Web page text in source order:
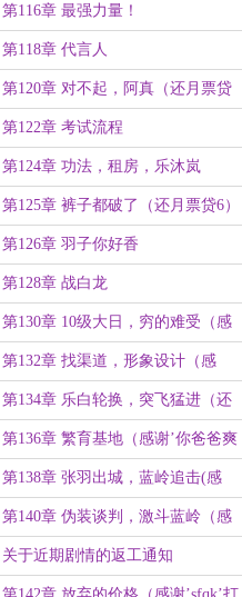
主）
第116章 最强力量！
第118章 代言人
第120章 对不起，阿真（还月票贷
5）
第122章 考试流程
第124章 功法，租房，乐沐岚
第125章 裤子都破了（还月票贷6）
第126章 羽子你好香
第128章 战白龙
第130章 10级大日，穷的难受（感
谢’空城旧巷凉城少年’盟主）
第132章 找渠道，形象设计（感
谢'秋水染星河'打赏盟主）
第134章 乐白轮换，突飞猛进（还
月票贷7）
第136章 繁育基地（感谢’你爸爸爽
朗地笑着说’打赏盟主2）
第138章 张羽出城，蓝岭追击(感
谢'凛酱的海豚'打赏盟主)
第140章 伪装谈判，激斗蓝岭（感
谢’啾与咪与驴与点与甜’打赏盟主）
关于近期剧情的返工通知